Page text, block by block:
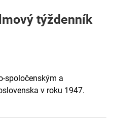
týždenník
spoločenským a
v roku 1947.